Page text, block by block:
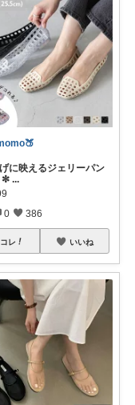
に映えるジェリーパン
✼ ...
0 386
コレ いいね